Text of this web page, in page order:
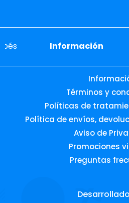
Información
Términos y
Políticas de
Política de envíos,
Aviso de
Promociones
Preguntas